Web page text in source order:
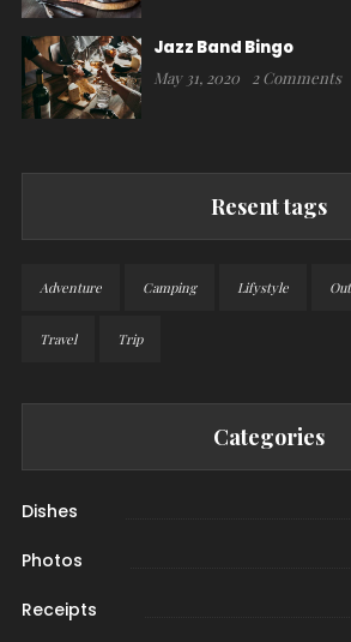
Jazz Band Bingo
May 31, 2020 2 Comments
Resent tags
Adventure Camping Lifystyle
Travel Trip
Categories
Dishes
Photos
Receipts